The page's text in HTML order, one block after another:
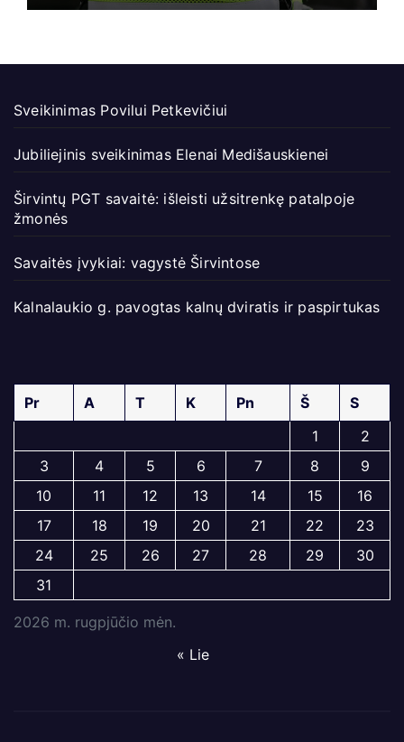
Sveikinimas Povilui Petkevičiui
Jubiliejinis sveikinimas Elenai Medišauskienei
Širvintų PGT savaitė: išleisti užsitrenkę patalpoje
žmonės
Savaitės įvykiai: vagystė Širvintose
Kalnalaukio g. pavogtas kalnų dviratis ir paspirtukas
2026 m. rugpjūčio mėn.
Pr A T K Pn Š
S
1
2
3
4 5 6 7 8
9
10
11 12 13 14 15
16
17
18 19 20 21 22
23
24
25 26 27 28 29
30
31
« Lie